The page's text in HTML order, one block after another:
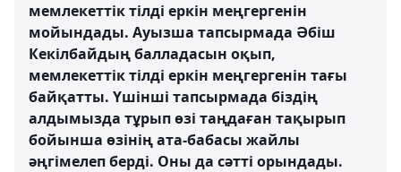
мемлекеттік тілді еркін меңгергенін
мойындады. Ауызша тапсырмада Әбіш
Кекілбайдың балладасын оқып,
мемлекеттік тілді еркін меңгергенін тағы
байқатты. Үшінші тапсырмада біздің
алдымызда тұрып өзі таңдаған тақырып
бойынша өзінің ата-бабасы жайлы
әңгімелеп берді. Оны да сәтті орындады.